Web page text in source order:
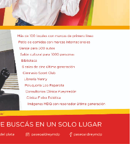
vive una crisis tan aguda en
pero sí atraviesa un tramo que
por la falta de solidez y
El arranque del ciclo de Rodolfo
alentador: el equipo logró la
de final de la Copa Argentina
de Junín y obtuvo un
de Chile en la ida de los
en la Bombonera.
inicial se frenó de golpe. En la
Clausura, Boca sufrió una dura